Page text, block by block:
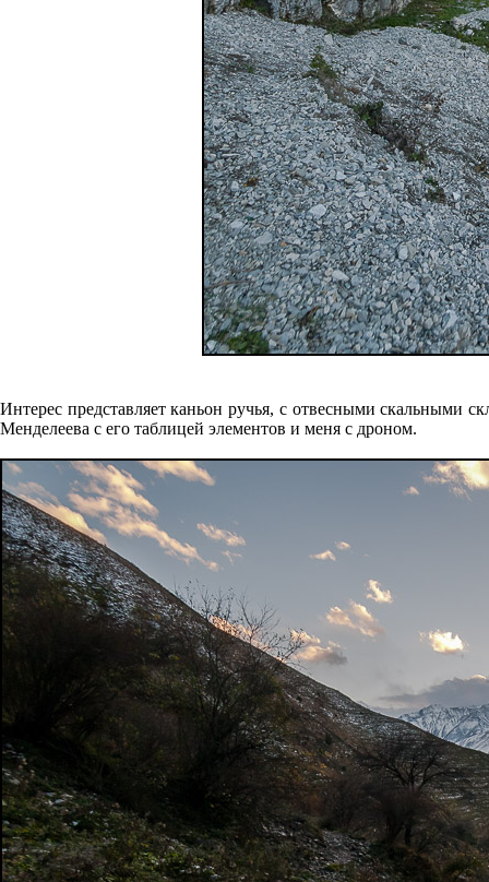
Интерес представляет каньон ручья, с отвесными скальными
Менделеева с его таблицей элементов и меня с дроном.